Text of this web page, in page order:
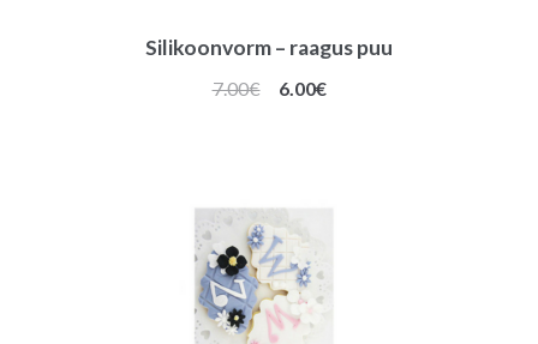
Silikoonvorm – raagus puu
7.00€
Algne
6.00€Praegune